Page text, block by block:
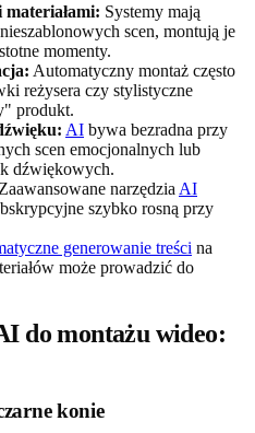
Systemy mają
scen, montują je
momenty.
Automatyczny montaż często
reżysera czy stylistyczne
produkt.
AI bywa bezradna przy
scen emocjonalnych lub
dźwiękowych.
Zaawansowane narzędzia AI
szybko rosną przy
generowanie treści na
może prowadzić do
do montażu wideo:
konie